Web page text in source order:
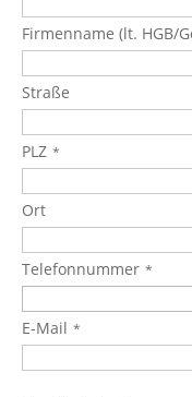
Firmenname (lt. HGB/
Straße
PLZ
Ort
Telefonnummer
E-Mail